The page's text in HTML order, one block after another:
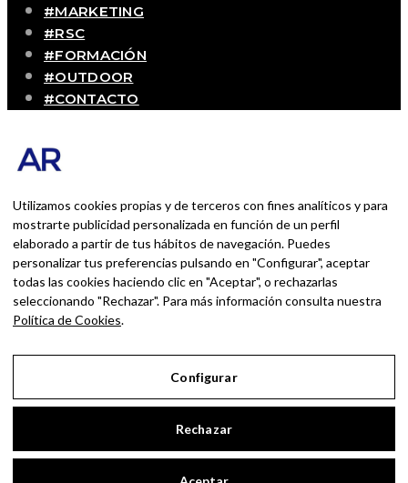
#MARKETING
#RSC
#FORMACIÓN
#OUTDOOR
#CONTACTO
Blog personal y profesional de Andrés Romero.
persona que disfruta con lo que hace cada día
BUSCAR POR:
BUSCAR
Ingresa las palabras de la búsqueda y presiona
Enter.
Utilizamos cookies propias y de terceros con fines analíticos y para
mostrarte publicidad personalizada en función de un perfil
elaborado a partir de tus hábitos de navegación. Puedes
personalizar tus preferencias pulsando en "Configurar", aceptar
todas las cookies haciendo clic en "Aceptar", o rechazarlas
seleccionando "Rechazar". Para más información consulta nuestra
Política de Cookies.
Configurar
Rechazar
Aviso Legal
Política de Privacidad
Política de Cookies